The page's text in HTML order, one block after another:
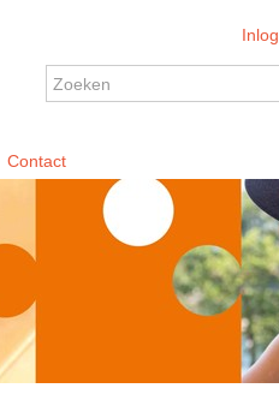
Contact